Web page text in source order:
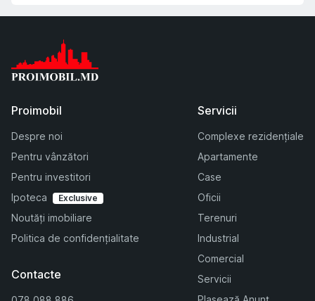
Proimobil
Despre noi
Pentru vânzători
Pentru investitori
Ipoteca
Exclusive
Noutăți imobiliare
Politica de confidențialitate
Servicii
Complexe rezidențiale
Apartamente
Case
Oficii
Terenuri
Industrial
Comercial
Servicii
Contacte